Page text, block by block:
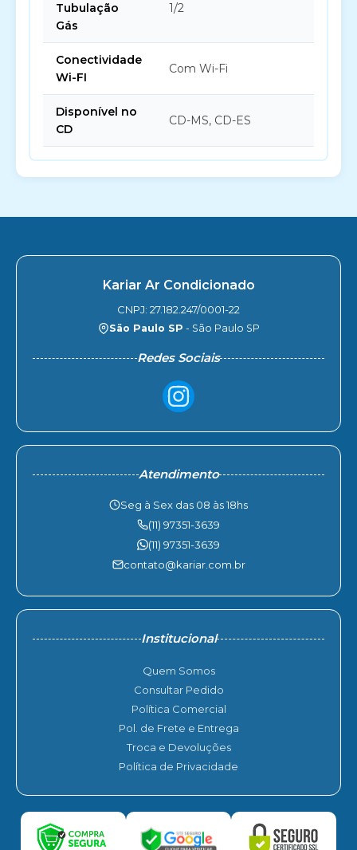
Tubulação
Gás
1/2
Conectividade
Wi-FI
Com Wi-Fi
Disponível no
CD
CD-MS, CD-ES
Kariar Ar Condicionado
CNPJ: 27.182.247/0001-22
São Paulo SP - São Paulo SP
Redes Sociais
Atendimento
Seg à Sex das 08 às 18hs
(11) 97351-3639
(11) 97351-3639
contato@kariar.com.br
Institucional
Quem Somos
Consultar Pedido
Política Comercial
Pol. de Frete e Entrega
Troca e Devoluções
Política de Privacidade